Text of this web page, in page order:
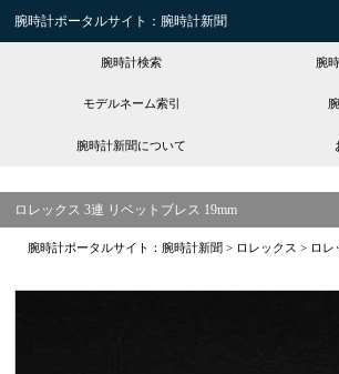
腕時計ポータルサイト：腕時計新聞
腕時計検索 腕
モデルネーム索引
腕時計新聞について
ロレックス 3連 リベットブレス 19mm
腕時計ポータルサイト：腕時計新聞 > ロレックス > ロレ